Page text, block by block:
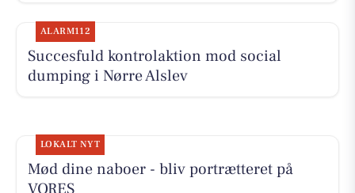
ALARM112
Succesfuld kontrolaktion mod social
dumping i Nørre Alslev
LOKALT NYT
Mød dine naboer - bliv portrætteret på
VORES